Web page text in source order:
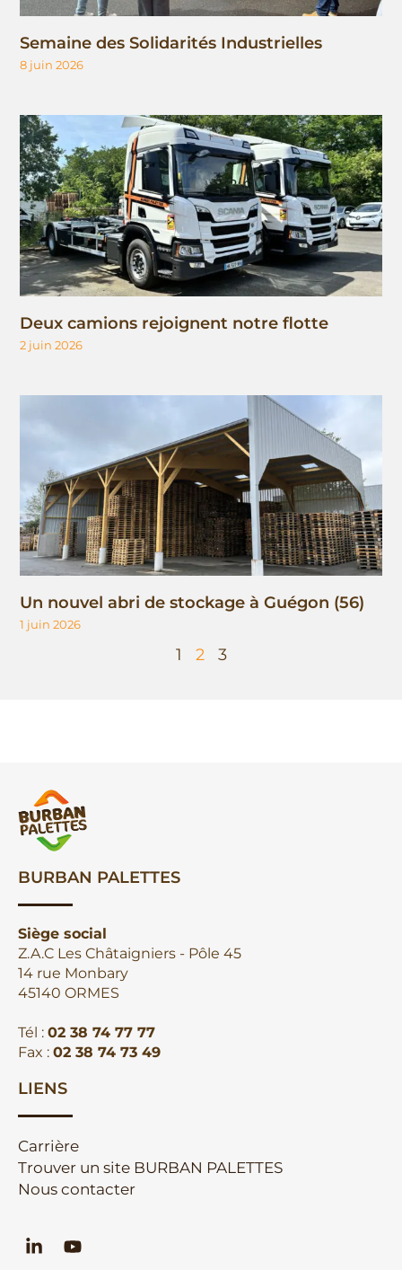
Semaine des Solidarités Industrielles
8 juin 2026
Deux camions rejoignent notre flotte
2 juin 2026
Un nouvel abri de stockage à Guégon (56)
1 juin 2026
1 2 3
BURBAN PALETTES
Siège social
Z.A.C Les Châtaigniers - Pôle 45
14 rue Monbary
45140 ORMES
Tél : 02 38 74 77 77
Fax : 02 38 74 73 49
LIENS
Carrière
Trouver un site BURBAN PALETTES
Nous contacter